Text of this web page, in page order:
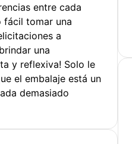
entre cada
fácil tomar una
a
una
y reflexiva! Solo le
el embalaje está un
demasiado